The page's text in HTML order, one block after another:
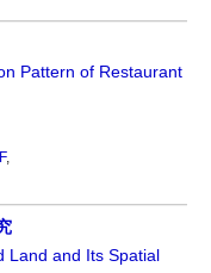
Pattern of Restaurant
,
Land and Its Spatial